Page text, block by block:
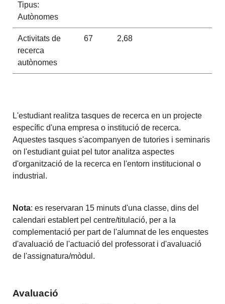
Tipus:
Autònomes
Activitats de
recerca
autònomes
67 2,68
L'estudiant realitza tasques de recerca en un projecte
específic d'una empresa o institució de recerca.
Aquestes tasques s'acompanyen de tutories i seminaris
on l'estudiant guiat pel tutor analitza aspectes
d'organització de la recerca en l'entorn institucional o
industrial.
Nota: es reservaran 15 minuts d'una classe, dins del
calendari establert pel centre/titulació, per a la
complementació per part de l'alumnat de les enquestes
d'avaluació de l'actuació del professorat i d'avaluació
de l'assignatura/mòdul.
Avaluació